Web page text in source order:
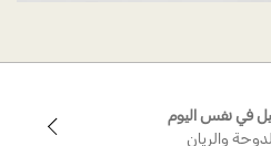
في نفس اليوم
والريان